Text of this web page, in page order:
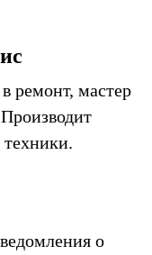
ремонт, мастер
о